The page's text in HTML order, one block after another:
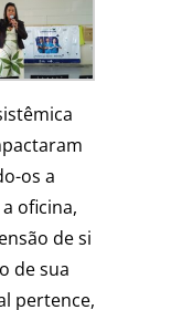
os a
oficina,
de si
de sua
pertence,